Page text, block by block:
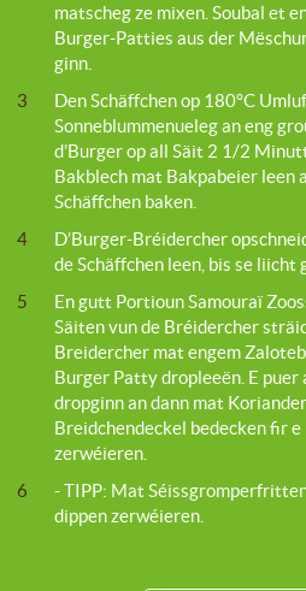
matscheg ze mixen. Soubal et
Burger-Patties aus der
ginn.
3
Den Schäffchen op 180°C
Sonneblummenueleg an eng
d’Burger op all Säit 2 1/2
Bakblech mat Bakpabeier leen
Schäffchen baken.
4
D’Burger-Bréidercher
de Schäffchen leen, bis se
5
En gutt Portioun Samouraï
Säiten vun de Bréidercher
Breidercher mat engem
Burger Patty dropleeën. E puer
dropginn an dann mat
Breidchendeckel bedecken fir
zerwéieren.
6
- TIPP: Mat
dippen zerwéieren.